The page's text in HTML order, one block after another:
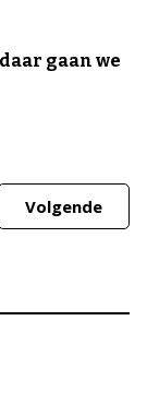
gaan we
Volgende